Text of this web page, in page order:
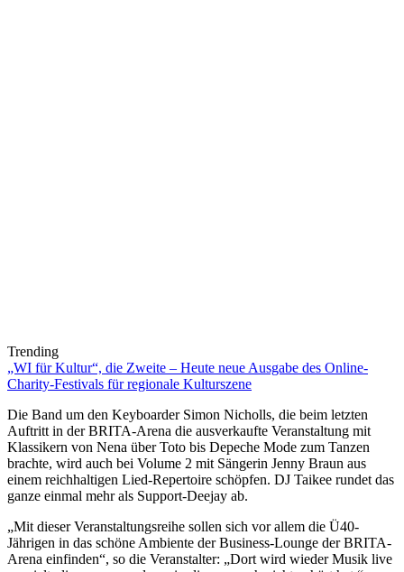
Trending
„WI für Kultur“, die Zweite – Heute neue Ausgabe des Online-
Charity-Festivals für regionale Kulturszene
Die Band um den Keyboarder Simon Nicholls, die beim letzten
Auftritt in der BRITA-Arena die ausverkaufte Veranstaltung mit
Klassikern von Nena über Toto bis Depeche Mode zum Tanzen
brachte, wird auch bei Volume 2 mit Sängerin Jenny Braun aus
einem reichhaltigen Lied-Repertoire schöpfen. DJ Taikee rundet das
ganze einmal mehr als Support-Deejay ab.
„Mit dieser Veranstaltungsreihe sollen sich vor allem die Ü40-
Jährigen in das schöne Ambiente der Business-Lounge der BRITA-
Arena einfinden“, so die Veranstalter: „Dort wird wieder Musik live